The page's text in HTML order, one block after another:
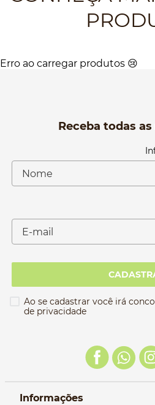
Erro ao carregar produtos 😢
Receba todas
Ao se cadastrar você irá
de privacidade
Informações